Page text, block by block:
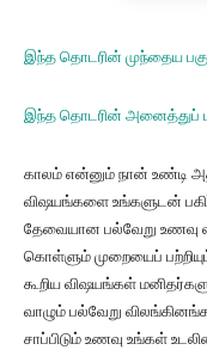
இந்த தொடரின் முந்தைய
இந்த தொடரின் அனைத்துப்
காலம் என்னும் நான் உண்டி
விஷயங்களை உங்களுடன்
தேவையான பல்வேறு உணவு
கொள்ளும் முறையைப்
கூறிய விஷயங்கள்
வாழும் பல்வேறு
சாப்பிடும் உணவு உங்கள்